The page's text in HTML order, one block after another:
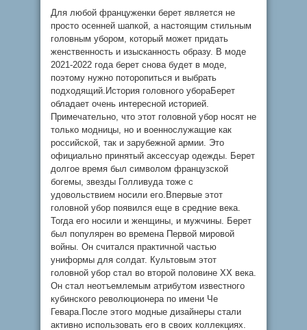
Для любой француженки берет является не
просто осенней шапкой, а настоящим стильным
головным убором, который может придать
женственность и изысканность образу. В моде
2021-2022 года берет снова будет в моде,
поэтому нужно поторопиться и выбрать
подходящий.История головного убораБерет
обладает очень интересной историей.
Примечательно, что этот головной убор носят не
только модницы, но и военнослужащие как
российской, так и зарубежной армии. Это
официально принятый аксессуар одежды. Берет
долгое время был символом французской
богемы, звезды Голливуда тоже с
удовольствием носили его.Впервые этот
головной убор появился еще в средние века.
Тогда его носили и женщины, и мужчины. Берет
был популярен во времена Первой мировой
войны. Он считался практичной частью
униформы для солдат. Культовым этот
головной убор стал во второй половине XX века.
Он стал неотъемлемым атрибутом известного
кубинского революционера по имени Че
Гевара.После этого модные дизайнеры стали
активно использовать его в своих коллекциях.